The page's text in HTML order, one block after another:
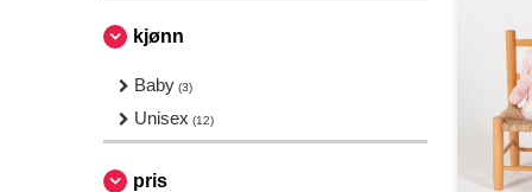
kjønn
Baby (3)
Unisex (12)
pris